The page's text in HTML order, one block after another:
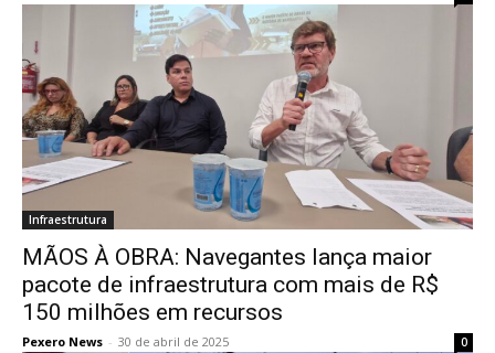
Infraestrutura
MÃOS À OBRA: Navegantes lança maior
pacote de infraestrutura com mais de R$
150 milhões em recursos
Pexero News - 30 de abril de 2025 0